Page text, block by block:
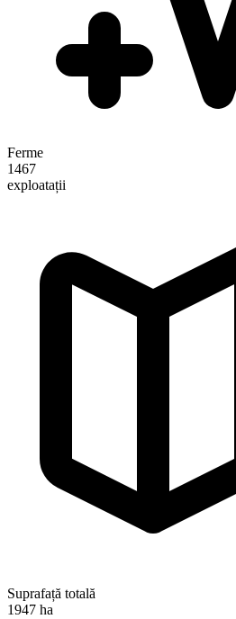
Ferme
1467
exploatații
Suprafață totală
1947 ha